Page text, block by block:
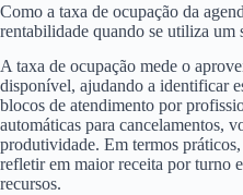
Como a taxa de ocupação da
rentabilidade quando se utiliza um
A taxa de ocupação mede o
disponível, ajudando a identificar
blocos de atendimento por
automáticas para cancelamentos,
produtividade. Em termos
refletir em maior receita por turno
recursos.